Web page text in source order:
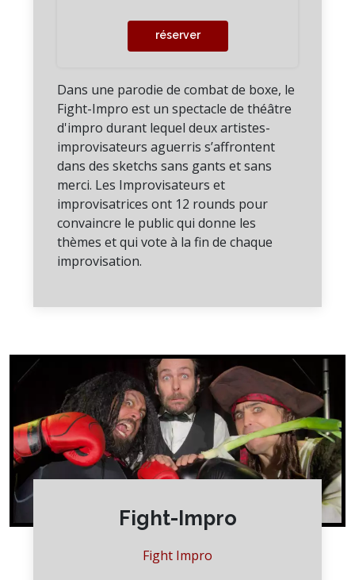
réserver
Dans une parodie de combat de boxe, le
Fight-Impro est un spectacle de théâtre
d'impro durant lequel deux artistes-
improvisateurs aguerris s’affrontent
dans des sketchs sans gants et sans
merci. Les Improvisateurs et
improvisatrices ont 12 rounds pour
convaincre le public qui donne les
thèmes et qui vote à la fin de chaque
improvisation.
Fight-Impro
Fight Impro